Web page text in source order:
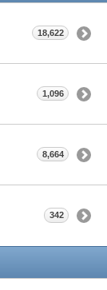
18,622
1,096
8,664
342